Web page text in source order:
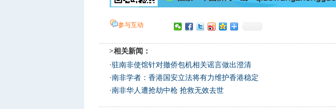
参与互动
>相关新闻：
·驻南非使馆针对撤侨包机相关谣言做出澄清
·南非学者：香港国安立法将有力维护香港稳定
·南非华人遭抢劫中枪 抢救无效去世